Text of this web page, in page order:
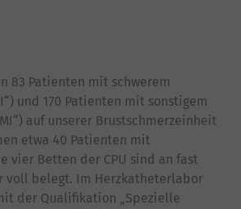
83 Patienten mit schwerem
und 170 Patienten mit sonstigem
auf unserer Brustschmerzeinheit
etwa 40 Patienten mit
vier Betten der CPU sind an fast
voll belegt. Im Herzkatheterlabor
der Qualifikation „Spezielle